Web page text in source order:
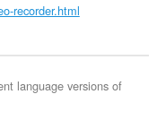
recorder.html
language versions of